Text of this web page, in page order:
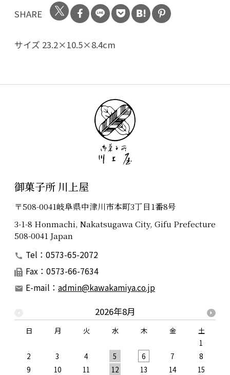
SHARE
サイズ 23.2×10.5×8.4cm
御菓子所 川上屋
〒508-0041岐阜県中津川市本町3丁目1番8号
3-1-8 Honmachi, Nakatsugawa City, Gifu Prefecture
508-0041 Japan
Tel：0573-65-2072
Fax：0573-66-7634
E-mail： admin@kawakamiya.co.jp
2026年8月
日 月 火 水 木 金
土
1
2
3 4 5 6 7
8
9
10 11 12 13 14 15